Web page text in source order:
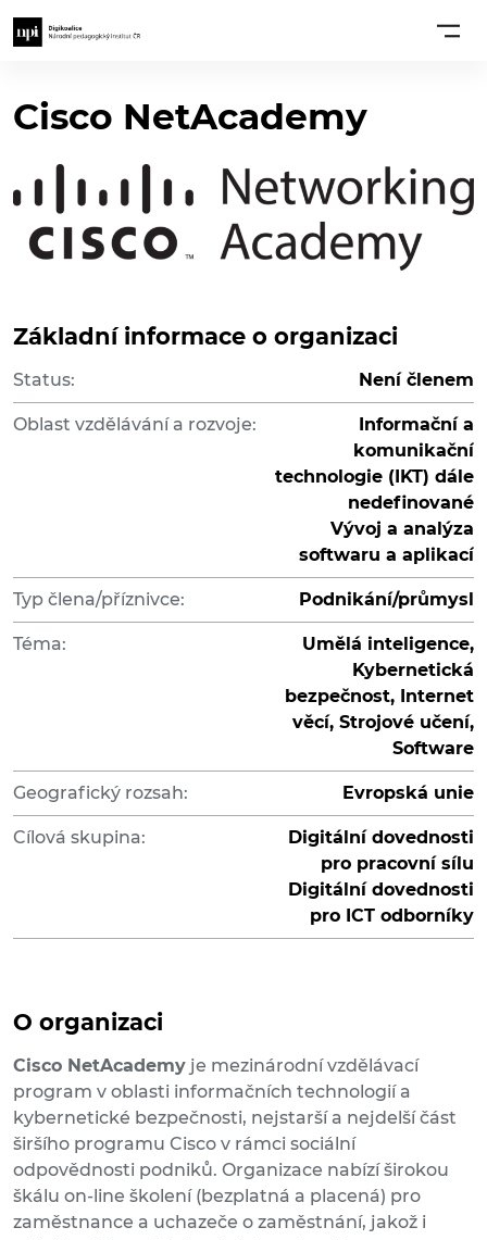
Cisco NetAcademy
Základní informace o organizaci
Status: Není členem
Oblast vzdělávání a rozvoje:
Informační a
komunikační
technologie (IKT) dále
nedefinované
Vývoj a analýza
softwaru a aplikací
Typ člena/příznivce: Podnikání/průmysl
Téma:
Umělá inteligence,
Kybernetická
bezpečnost, Internet
věcí, Strojové učení,
Software
Geografický rozsah: Evropská unie
Cílová skupina:
Digitální dovednosti
pro pracovní sílu
Digitální dovednosti
pro ICT odborníky
O organizaci
Cisco NetAcademy je mezinárodní vzdělávací
program v oblasti informačních technologií a
kybernetické bezpečnosti, nejstarší a nejdelší část
širšího programu Cisco v rámci sociální
odpovědnosti podniků. Organizace nabízí širokou
škálu on-line školení (bezplatná a placená) pro
zaměstnance a uchazeče o zaměstnání, jakož i